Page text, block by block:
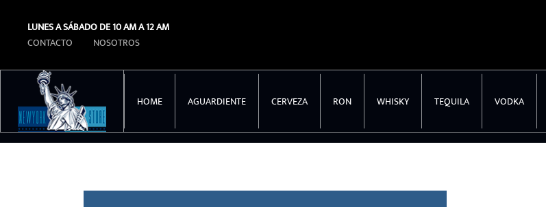
Ir al contenido principal
LUNES A SÁBADO DE 10 AM A 12 AM
CONTACTO
NOSOTROS
HOME AGUARDIENTE CERVEZA RON WHISKY TEQUILA VODKA